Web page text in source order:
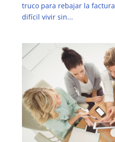
truco para rebajar la
difícil vivir sin...